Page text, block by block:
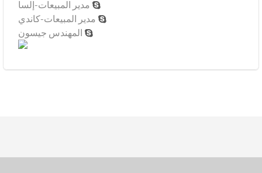
مدير المبيعات-إلسا
مدير المبيعات-كاندي
المهندس جيسون